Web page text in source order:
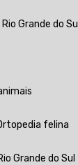
Grande do Sul
Ortopedia felina
Grande do Sul